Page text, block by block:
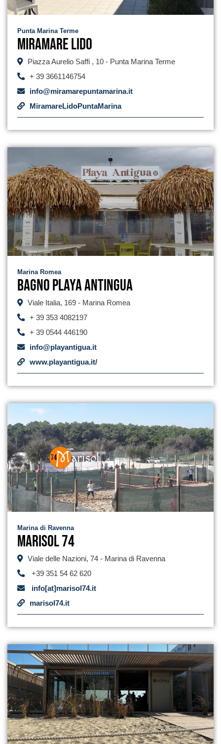
Punta Marina Terme
Miramare Lido
Piazza Aurelio Saffi , 10 - Punta Marina Terme
+ 39 3661146754
info@miramarepuntamarina.it
MiramareLidoPuntaMarina
Marina Romea
Bagno Playa Antingua
Viale Italia, 169 - Marina Romea
+ 39 353 4082197
+ 39 0544 446190
info@playantigua.it
www.playantigua.it/
Marina di Ravenna
Marisol 74
Viale delle Nazioni, 74 - Marina di Ravenna
+39 351 54 62 620
info[at]marisol74.it
marisol74.it